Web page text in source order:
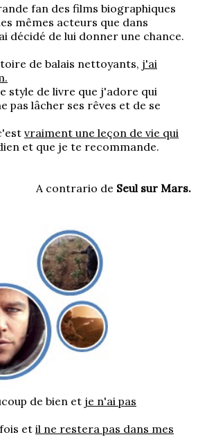
fan des films biographiques
mêmes acteurs que dans
décidé de lui donner une chance.
de balais nettoyants, j'ai
style de livre que j'adore qui
pas lâcher ses rêves et de se
vraiment une leçon de vie qui
et que je te recommande.
A contrario de Seul sur Mars.
de bien et je n'ai pas
et il ne restera pas dans mes